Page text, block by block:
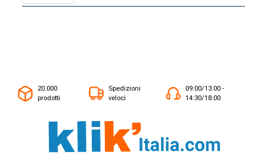
20.000
prodotti
Spedizioni
veloci
09:00/13:00 -
14:30/18:00